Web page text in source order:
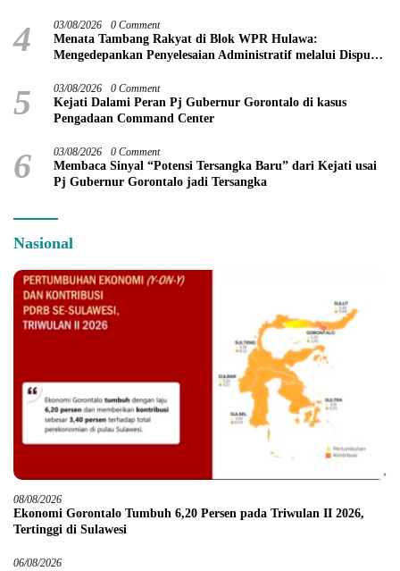
4 03/08/2026 0 Comment
Menata Tambang Rakyat di Blok WPR Hulawa:
Mengedepankan Penyelesaian Administratif melalui Dispute
5 03/08/2026 0 Comment
Kejati Dalami Peran Pj Gubernur Gorontalo di kasus
Pengadaan Command Center
6 03/08/2026 0 Comment
Membaca Sinyal “Potensi Tersangka Baru” dari Kejati usai
Pj Gubernur Gorontalo jadi Tersangka
Nasional
08/08/2026
Ekonomi Gorontalo Tumbuh 6,20 Persen pada Triwulan II 2026,
Tertinggi di Sulawesi
06/08/2026